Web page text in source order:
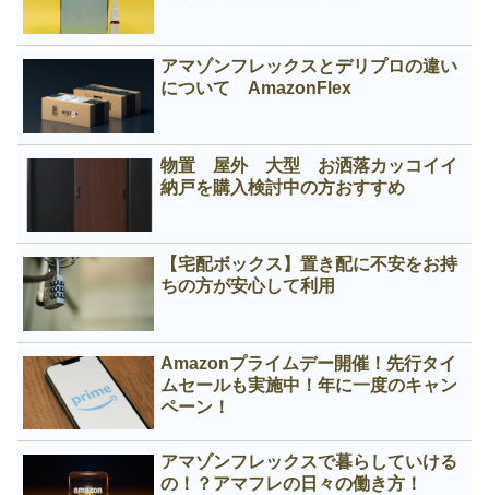
アマゾンフレックスとデリプロの違い
について AmazonFlex
物置 屋外 大型 お洒落カッコイイ
納戸を購入検討中の方おすすめ
【宅配ボックス】置き配に不安をお持
ちの方が安心して利用
Amazonプライムデー開催！先行タイ
ムセールも実施中！年に一度のキャン
ペーン！
アマゾンフレックスで暮らしていける
の！？アマフレの日々の働き方！